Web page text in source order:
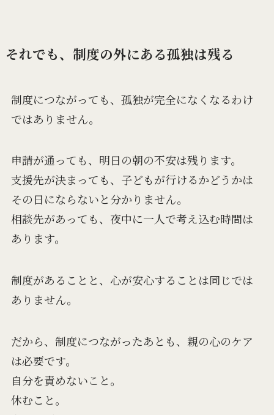
それでも、制度の外にある孤独は残る
制度につながっても、孤独が完全になくなるわけ
ではありません。
申請が通っても、明日の朝の不安は残ります。
支援先が決まっても、子どもが行けるかどうかは
その日にならないと分かりません。
相談先があっても、夜中に一人で考え込む時間は
あります。
制度があることと、心が安心することは同じでは
ありません。
だから、制度につながったあとも、親の心のケア
は必要です。
自分を責めないこと。
休むこと。